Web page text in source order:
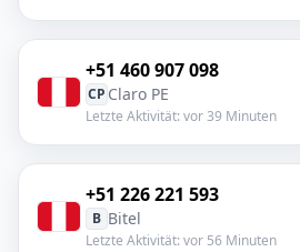
+51 460 907 098
CP Claro PE
Letzte Aktivität: vor 39 Minuten
+51 226 221 593
B Bitel
Letzte Aktivität: vor 56 Minuten